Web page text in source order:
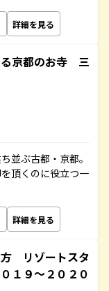
詳細を見る
京都のお寺 三
並ぶ古都・京都。
頂くのに役立つ一
詳細を見る
リゾートスタ
９～２０２０